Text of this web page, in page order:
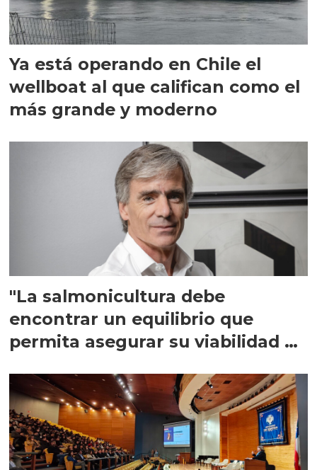
Ya está operando en Chile el
wellboat al que califican como el
más grande y moderno
"La salmonicultura debe
encontrar un equilibrio que
permita asegurar su viabilidad de